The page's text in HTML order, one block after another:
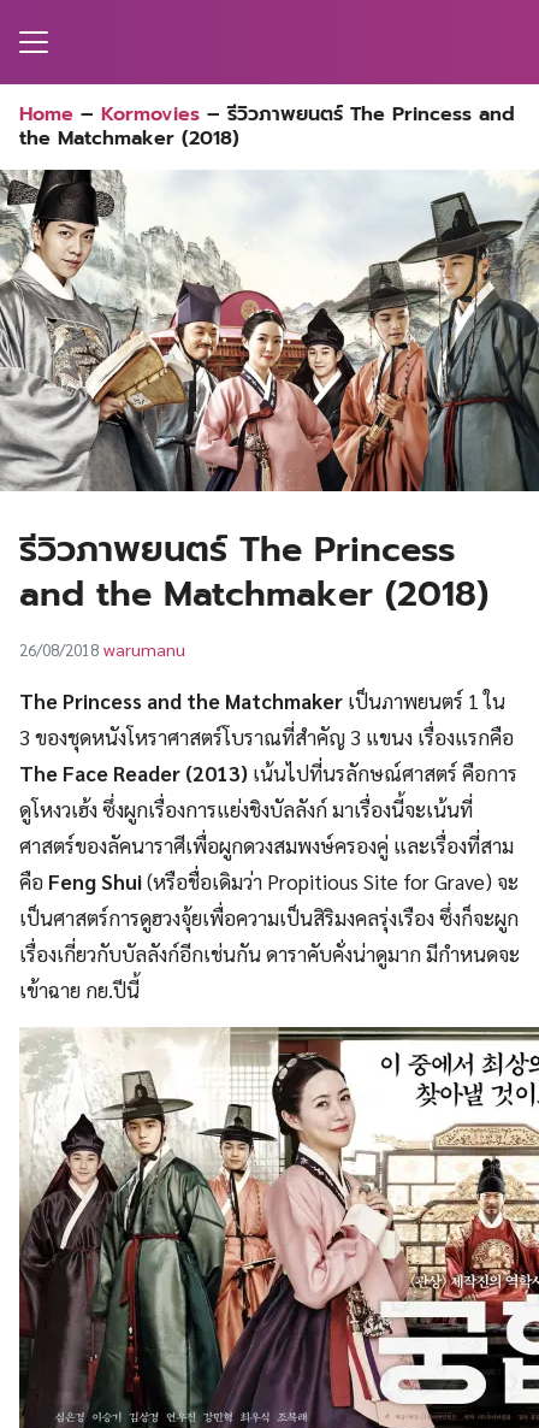
Home – Kormovies –รีวิวภาพยนตร์ The Princess and
the Matchmaker (2018)
รีวิวภาพยนตร์ The Princess
and the Matchmaker (2018)
26/08/2018 warumanu
The Princess and the Matchmaker เป็นภาพยนตร์ 1 ใน
3 ของชุดหนังโหราศาสตร์โบราณที่สำคัญ 3 แขนง เรื่องแรกคือ
The Face Reader (2013) เน้นไปที่นรลักษณ์ศาสตร์ คือการ
ดูโหงวเฮ้ง ซึ่งผูกเรื่องการแย่งชิงบัลลังก์ มาเรื่องนี้จะเน้นที่
ศาสตร์ของลัคนาราศีเพื่อผูกดวงสมพงษ์ครองคู่ และเรื่องที่สาม
คือ Feng Shui(หรือชื่อเดิมว่า Propitious Site for Grave) จะ
เป็นศาสตร์การดูฮวงจุ้ยเพื่อความเป็นสิริมงคลรุ่งเรือง ซึ่งก็จะผูก
เรื่องเกี่ยวกับบัลลังก์อีกเช่นกัน ดาราคับคั่งน่าดูมาก มีกำหนดจะ
เข้าฉาย กย.ปีนี้